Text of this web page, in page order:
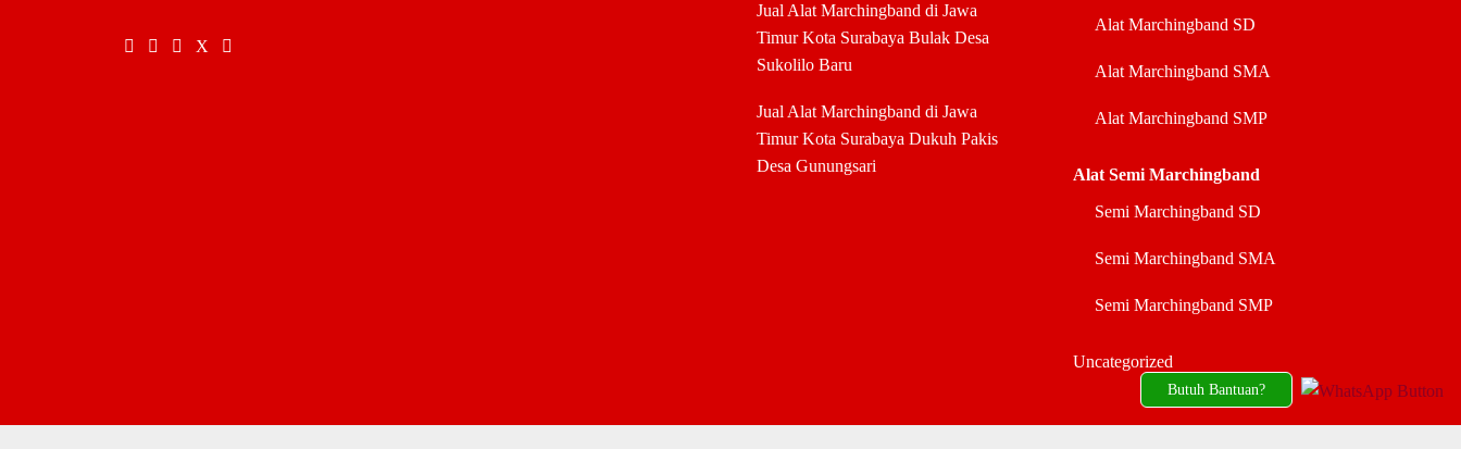
Jual Alat Marchingband di Jawa
Timur Kota Surabaya Bulak Desa
Sukolilo Baru
Jual Alat Marchingband di Jawa
Timur Kota Surabaya Dukuh Pakis
Desa Gunungsari
Alat Marchingband SD
Alat Marchingband SMA
Alat Marchingband SMP
Alat Semi Marchingband
Semi Marchingband SD
Semi Marchingband SMA
Semi Marchingband SMP
Uncategorized
Butuh Bantuan?